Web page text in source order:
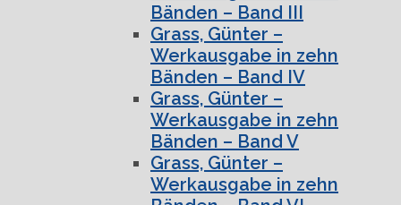
Bänden – Band III
Grass, Günter –
Werkausgabe in zehn
Bänden – Band IV
Grass, Günter –
Werkausgabe in zehn
Bänden – Band V
Grass, Günter –
Werkausgabe in zehn